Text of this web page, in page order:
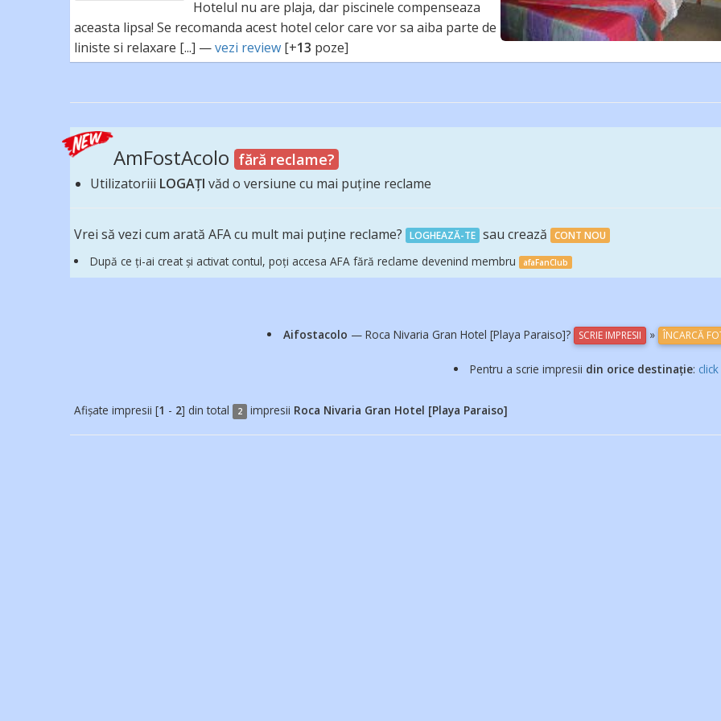
Hotelul nu are plaja, dar piscinele compenseaza
aceasta lipsa! Se recomanda acest hotel celor care vor sa aiba parte de
liniste si relaxare [...] —vezi review [+13 poze]
AmFostAcolo fără reclame?
Utilizatoriii LOGAȚI văd o versiune cu mai puține reclame
Vrei să vezi cum arată AFA cu mult mai puține reclame? LOGHEAZĂ-TE sau crează CONT NOU
După ce ți-ai creat și activat contul, poți accesa AFA fără reclame devenind membru afaFanClub
Aifostacolo — Roca Nivaria Gran Hotel [Playa Paraiso]? SCRIE IMPRESII » ÎNCARCĂ
Pentru a scrie impresii din orice destinație:
Afișate impresii [1 - 2] din total 2 impresii Roca Nivaria Gran Hotel [Playa Paraiso]